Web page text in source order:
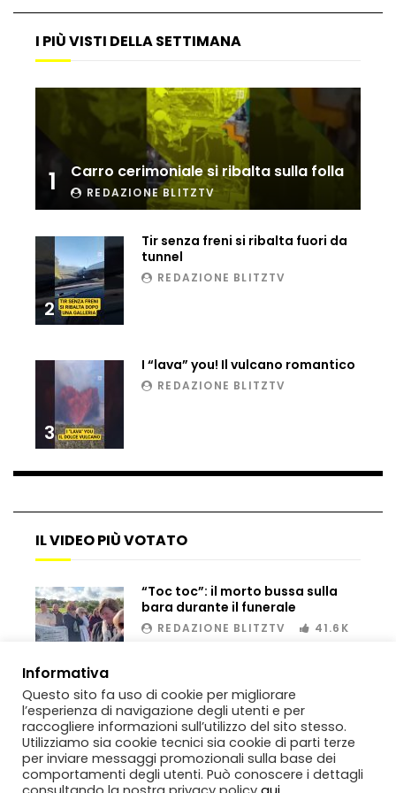
chiude in 4 ore e 10: “Up and down for
Ingresso da film a Taormina: lo sposo
plana tra le rovine greche
Incendio nel Vicentino, in fumo un
deposito di giocattoli
Il sindaco Silvia Salis porta in aula gli
insulti sessisti che riceve
Notte incantata a Selva di Val Gardena,
la prima neve trasforma il paese
lavoro per 11 ore, operaio muore dopo il
Tunisia
Genova, raid nel liceo occupato: le
Genova, sequestrata Ferrari da
700mila euro: il tentativo di
contrabbando scoperto al porto
I PIÙ VISTI DELLA SETTIMANA
1 Carro cerimoniale si ribalta sulla folla
REDAZIONE BLITZTV
2
Tir senza freni si ribalta fuori da
tunnel
REDAZIONE BLITZTV
3
I “lava” you! Il vulcano romantico
REDAZIONE BLITZTV
IL VIDEO PIÙ VOTATO
00:02
“Toc toc”: il morto bussa sulla
bara durante il funerale
REDAZIONE BLITZTV 41.6K
Informativa
Questo sito fa uso di cookie per migliorare
l’esperienza di navigazione degli utenti e per
raccogliere informazioni sull’utilizzo del sito stesso.
Utilizziamo sia cookie tecnici sia cookie di parti terze
per inviare messaggi promozionali sulla base dei
comportamenti degli utenti. Può conoscere i dettagli